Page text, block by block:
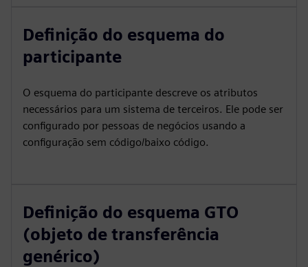
Definição do esquema do
participante
O esquema do participante descreve os atributos
necessários para um sistema de terceiros. Ele pode ser
configurado por pessoas de negócios usando a
configuração sem código/baixo código.
Definição do esquema GTO
(objeto de transferência
genérico)